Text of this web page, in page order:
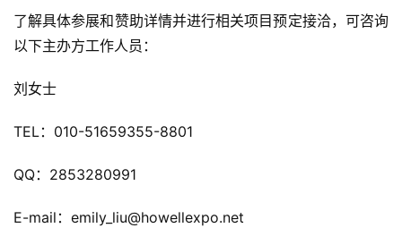
休
游
戏
0
5
了解具体参展和赞助详情并进行相关项目预定接洽，可咨询
以下主办方工作人员：
刘女士
TEL：010-51659355-8801
QQ：2853280991
E-mail：emily_liu@howellexpo.net